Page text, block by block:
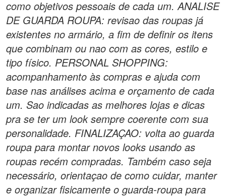
como objetivos pessoais de cada um. ANALISE
DE GUARDA ROUPA: revisao das roupas já
existentes no armário, a fim de definir os itens
que combinam ou nao com as cores, estilo e
tipo físico. PERSONAL SHOPPING:
acompanhamento às compras e ajuda com
base nas análises acima e orçamento de cada
um. Sao indicadas as melhores lojas e dicas
pra se ter um look sempre coerente com sua
personalidade. FINALIZAÇAO: volta ao guarda
roupa para montar novos looks usando as
roupas recém compradas. Também caso seja
necessário, orientaçao de como cuidar, manter
e organizar fisicamente o guarda-roupa para